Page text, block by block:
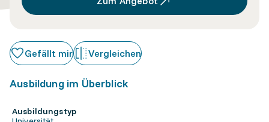
Gefällt mir Vergleichen
Ausbildung im Überblick
Ausbildungstyp